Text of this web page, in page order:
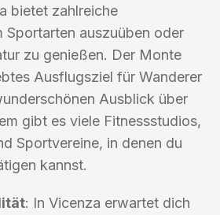
bietet zahlreiche
Sportarten auszuüben oder
zu genießen. Der Monte
Ausflugsziel für Wanderer
Ausblick über
gibt es viele Fitnessstudios,
Sportvereine, in denen du
kannst.
: In Vicenza erwartet dich